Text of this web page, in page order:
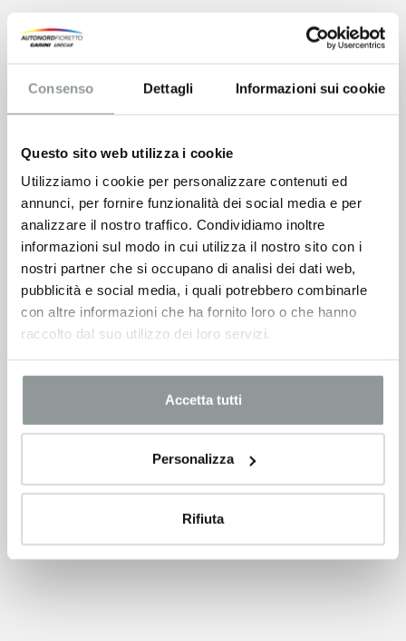
Consenso Dettagli Informazioni sui cookie
Questo sito web utilizza i cookie
Utilizziamo i cookie per personalizzare contenuti ed
annunci, per fornire funzionalità dei social media e per
analizzare il nostro traffico. Condividiamo inoltre
informazioni sul modo in cui utilizza il nostro sito con i
nostri partner che si occupano di analisi dei dati web,
pubblicità e social media, i quali potrebbero combinarle
con altre informazioni che ha fornito loro o che hanno
raccolto dal suo utilizzo dei loro servizi.
Accetta tutti
Personalizza
Rifiuta